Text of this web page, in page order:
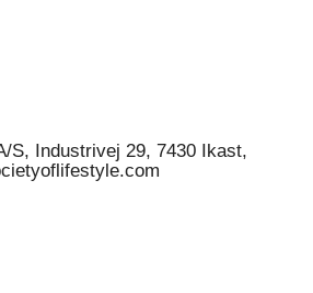
S, Industrivej 29, 7430 Ikast,